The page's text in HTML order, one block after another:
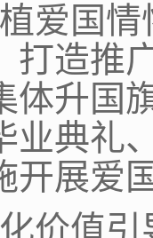
爱国
打造推
体升国
业典礼
开展爱
价值